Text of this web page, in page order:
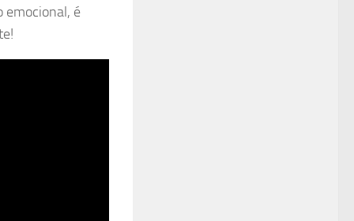
emocional, é